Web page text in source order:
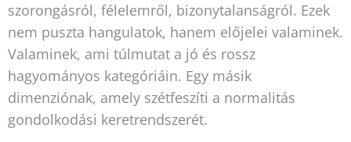
szorongásról, félelemről, bizonytalanságról. Ezek
nem puszta hangulatok, hanem előjelei valaminek.
Valaminek, ami túlmutat a jó és rossz
hagyományos kategóriáin. Egy másik
dimenziónak, amely szétfeszíti a normalitás
gondolkodási keretrendszerét.